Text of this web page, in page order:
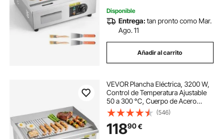
Disponible
Entrega:tan pronto como Mar.
Ago. 11
Añadir al carrito
VEVOR Plancha Eléctrica, 3200 W,
Control de Temperatura Ajustable
50 a 300 °C, Cuerpo de Acero
Inoxidable, Mitad Ranurada, Mitad
Plana, con 2 Espátulas, 2 Cepillos y
4 Almohadillas para los Pies
(546)
11890€